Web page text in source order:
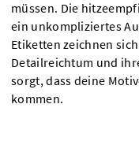
müssen. Die
ein unkompliziertes
Etiketten zeichnen
Detailreichtum und
sorgt, dass deine
kommen.